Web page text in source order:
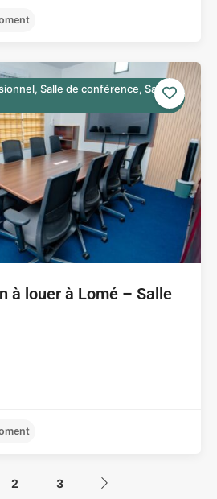
Salle de conférence, Salle
à louer à Lomé – Salle
2 3